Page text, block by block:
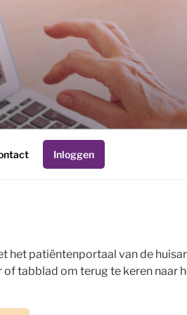
Inloggen
patiëntenportaal van de
tabblad om terug te keren naar